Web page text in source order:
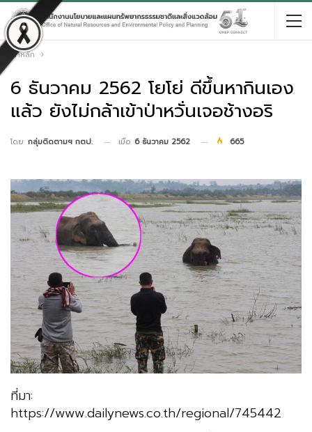
หน้าหลัก
6 ธันวาคม 2562 โยโย่ ดีขึ้นหากินเอง
แล้ว ยังไม่กล้าเข้าป่าหวั่นเจอช้างอริ
โดย กลุ่มติดตามฯ กตป. เมื่อ 6 ธันวาคม 2562 665
ที่มา:
https://www.dailynews.co.th/regional/745442